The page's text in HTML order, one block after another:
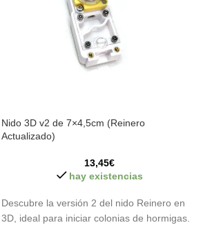
Nido 3D v2 de 7×4,5cm (Reinero
Actualizado)
13,45€
hay existencias
Descubre la versión 2 del nido Reinero en
3D, ideal para iniciar colonias de hormigas.